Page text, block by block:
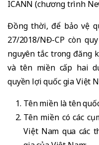
ICANN (chương trình
Đồng thời, để bảo vệ
27/2018/NĐ-CP còn
nguyên tắc trong đăng
và tên miền cấp hai
quyền lợi quốc gia Việt
Tên miền là tên
Tên miền có các
Việt Nam qua các